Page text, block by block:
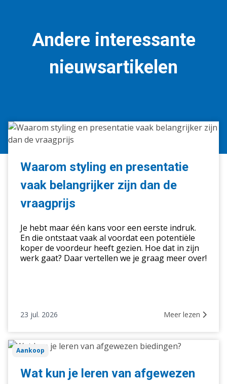
Andere interessante
nieuwsartikelen
Waarom
styling
en
presentatie
belangrijker
zijn
vraagprijs
Waarom styling en presentatie
vaak belangrijker zijn dan de
vraagprijs
Je hebt maar één kans voor een eerste indruk.
En die ontstaat vaak al voordat een potentiële
koper de voordeur heeft gezien. Hoe dat in zijn
werk gaat? Daar vertellen we je graag meer over!
23 jul. 2026 Meer lezen
WatAankoop
Wat kun je leren van afgewezen